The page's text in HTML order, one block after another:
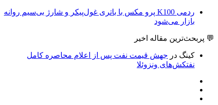
ردمی K100 پرو مکس با باتری غول‌پیکر و شارژ بی‌سیم روانه
بازار می‌شود
💬 پربحث‌ترین مقاله اخیر
کینگ در جهش قیمت نفت پس از اعلام محاصره کامل
نفتکش‌های ونزوئلا